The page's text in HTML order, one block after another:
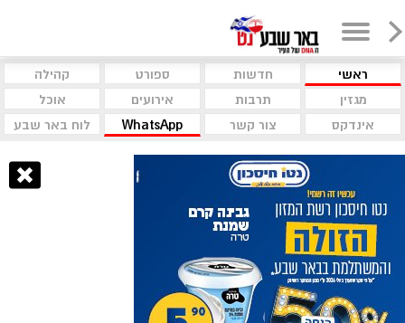
ראשי חדשות ספורט
קהילה
מגזין
תרבות אירועים
אוכל
אינדקס
צור קשר WhatsApp לוח באר שבע